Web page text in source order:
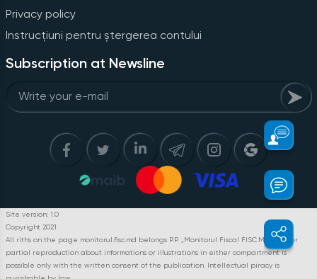
Privacy policy
Instrucțiuni pentru ștergerea contului
Subscription at Newsline
Site version: 1.0
Copyright 2021
All riths on the page monitorul.fisc.md belongs P.P. „Monitorul Fiscal FISC.MD”. Full or
partial reproduction about informations or illustrations in either compartment is
possible only with the written consent of the publication. Intellectual piracy is